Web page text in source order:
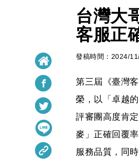
台灣大
客服正
發稿時間：2024/
第三屆《臺灣
榮，以「卓越
評審團高度肯
麥」正確回覆
服務品質，同